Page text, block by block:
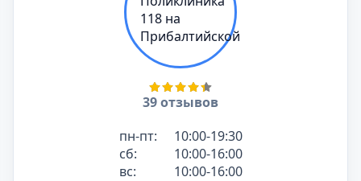
39 отзывов
пн-пт:
10:00-19:30
сб:
10:00-16:00
вс:
10:00-16:00